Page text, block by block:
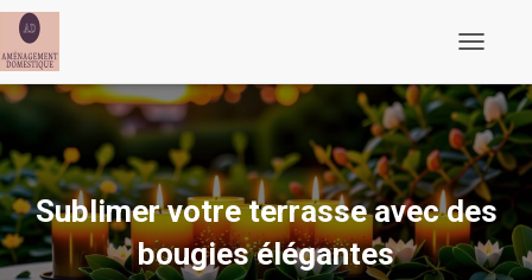
Sublimer votre terrasse avec des
bougies élégantes